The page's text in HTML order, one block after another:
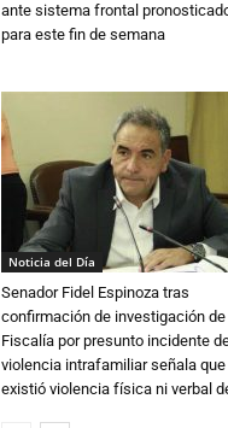
ante sistema frontal
para este fin de semana
Noticia del Día
Senador Fidel Espinoza tras
confirmación de investigación de
Fiscalía por presunto incidente
violencia intrafamiliar señala que
existió violencia física ni verbal